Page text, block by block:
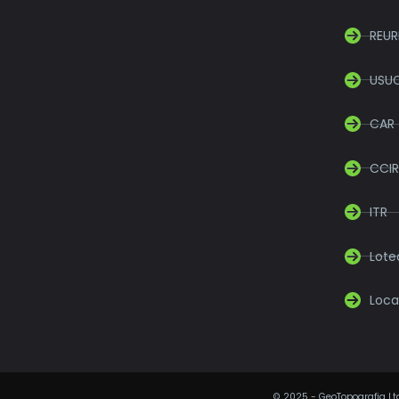
CAR
CCIR
ITR